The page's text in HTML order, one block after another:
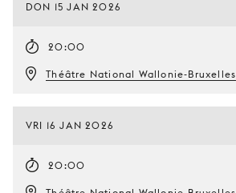
DON 15 JAN 2026
20:00
Théâtre National Wallonie-Bruxelles
VRI 16 JAN 2026
20:00